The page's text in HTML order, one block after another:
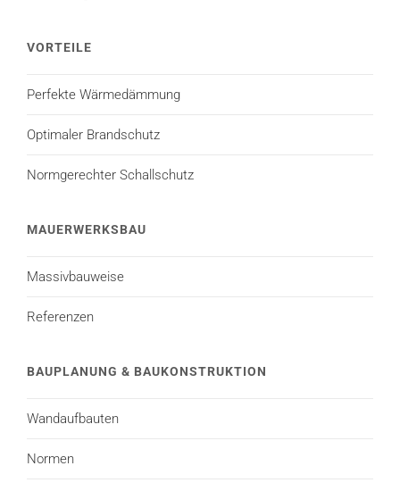
VORTEILE
Perfekte Wärmedämmung
Optimaler Brandschutz
Normgerechter Schallschutz
MAUERWERKSBAU
Massivbauweise
Referenzen
BAUPLANUNG & BAUKONSTRUKTION
Wandaufbauten
Normen